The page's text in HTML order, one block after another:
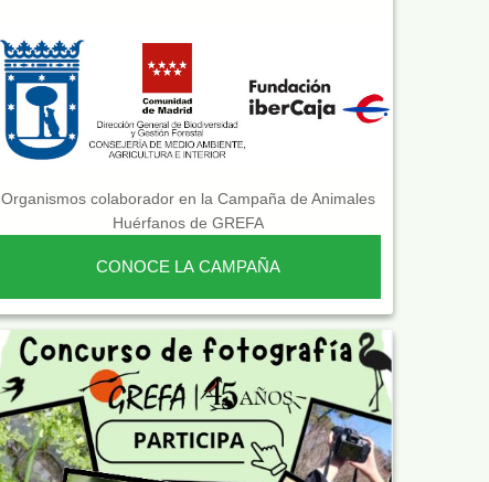
Organismos colaborador en la Campaña de Animales
Huérfanos de GREFA
CONOCE LA CAMPAÑA